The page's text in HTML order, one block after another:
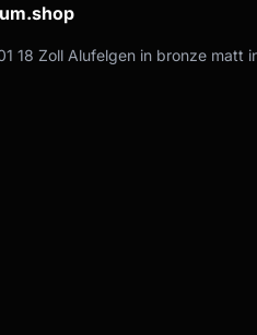
18 Zoll Alufelgen in bronze matt